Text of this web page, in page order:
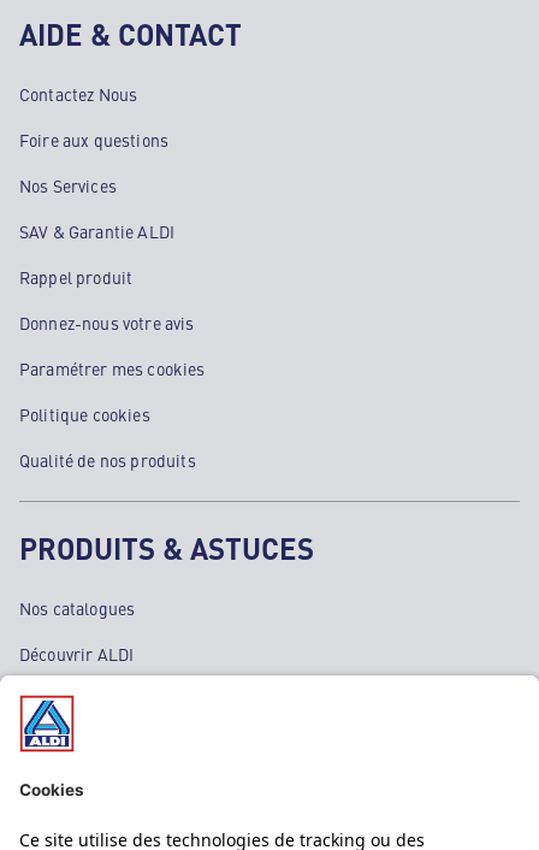
AIDE & CONTACT
Contactez Nous
Foire aux questions
Nos Services
SAV & Garantie ALDI
Rappel produit
Donnez-nous votre avis
Paramétrer mes cookies
Politique cookies
Qualité de nos produits
PRODUITS & ASTUCES
Nos catalogues
Découvrir ALDI
Nos bons plans
Nos rayons
Nos marques
Nos astuces